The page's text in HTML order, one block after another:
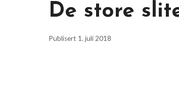
De store
Publisert 1. juli 2018